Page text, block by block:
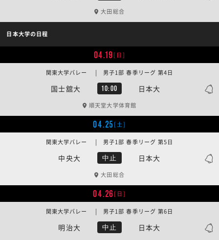
大田総合
日本大学の日程
04.19[日]
国士舘大 10:00 日本大
関東大学バレー | 男子1部 春季リーグ 第4日
順天堂大学体育館
04.25[土]
中央大 中止 日本大
関東大学バレー | 男子1部 春季リーグ 第5日
大田総合
04.26[日]
明治大 中止 日本大
関東大学バレー | 男子1部 春季リーグ 第6日